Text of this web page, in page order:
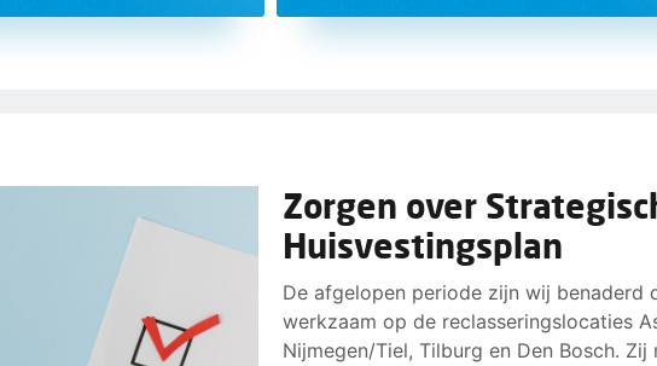
Zorgen over
Huisvestingsplan
De afgelopen periode zijn wij benaderd
werkzaam op de reclasseringslocaties
Nijmegen/Tiel, Tilburg en Den Bosch. Zij